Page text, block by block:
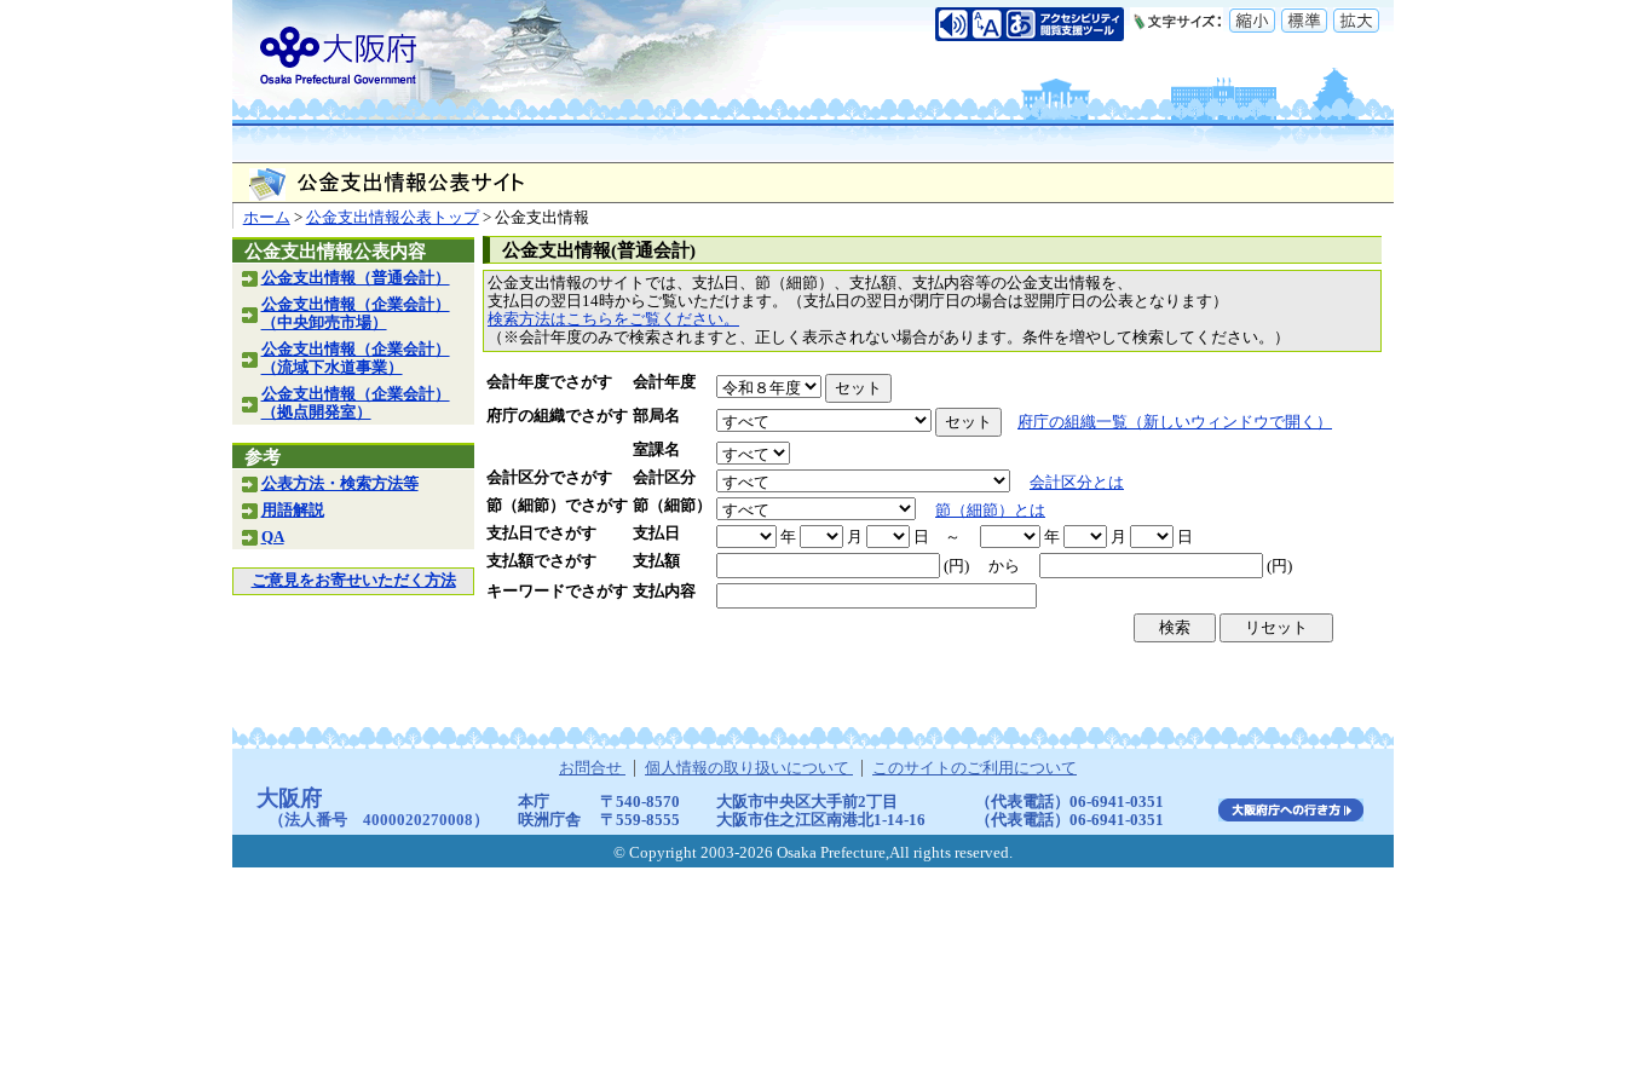
ホーム > 公金支出情報公表トップ> 公金支出情報
公金支出情報公表内容
公金支出情報（普通会計）
公金支出情報（企業会計）
（中央卸売市場）
公金支出情報（企業会計）
（流域下水道事業）
公金支出情報（企業会計）
（拠点開発室）
参考
公表方法・検索方法等
用語解説
QA
ご意見をお寄せいただく方法
公金支出情報(普通会計)
公金支出情報のサイトでは、支払日、節（細節）、支払額、支払内容等の公金支出情報を、
支払日の翌日14時からご覧いただけます。（支払日の翌日が閉庁日の場合は翌開庁日の公表となります）
検索方法はこちらをご覧ください。
（※会計年度のみで検索されますと、正しく表示されない場合があります。条件を増やして検索してください。）
会計年度でさがす
会計年度
府庁の組織でさがす 部局名
府庁の組織一覧（新しいウィンドウで開く）
室課名
会計区分でさがす
会計区分
会計区分とは
節（細節）でさがす 節（細節）
節（細節）とは
支払日でさがす
支払日 年 月 日 ～ 年 月
日
支払額でさがす
支払額 (円) から
(円)
キーワードでさがす 支払内容
お問合せ 個人情報の取り扱いについて このサイトのご利用について
大阪府
（法人番号 4000020270008）
本庁 〒540-8570 大阪市中央区大手前2丁目
（代表電話）06-6941-0351
咲洲庁舎
〒559-8555 大阪市住之江区南港北1-14-16
（代表電話）06-6941-0351
© Copyright 2003-2026 Osaka Prefecture,All rights reserved.